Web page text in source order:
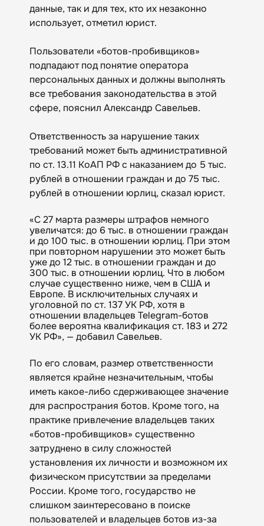
данные, так и для тех, кто их незаконно
использует, отметил юрист.
Пользователи «ботов-пробивщиков»
подпадают под понятие оператора
персональных данных и должны выполнять
все требования законодательства в этой
сфере, пояснил Александр Савельев.
Ответственность за нарушение таких
требований может быть административной
по ст. 13.11 КоАП РФ с наказанием до 5 тыс.
рублей в отношении граждан и до 75 тыс.
рублей в отношении юрлиц, сказал юрист.
«С 27 марта размеры штрафов немного
увеличатся: до 6 тыс. в отношении граждан
и до 100 тыс. в отношении юрлиц. При этом
при повторном нарушении это может быть
уже до 12 тыс. в отношении граждан и до
300 тыс. в отношении юрлиц. Что в любом
случае существенно ниже, чем в США и
Европе. В исключительных случаях и
уголовной по ст. 137 УК РФ, хотя в
отношении владельцев Telegram-ботов
более вероятна квалификация ст. 183 и 272
УК РФ», — добавил Савельев.
По его словам, размер ответственности
является крайне незначительным, чтобы
иметь какое-либо сдерживающее значение
для распространия ботов. Кроме того, на
практике привлечение владельцев таких
«ботов-пробивщиков» существенно
затруднено в силу сложностей
установления их личности и возможном их
физическом присутствии за пределами
России. Кроме того, государство не
слишком заинтересовано в поиске
пользователей и владельцев ботов из-за